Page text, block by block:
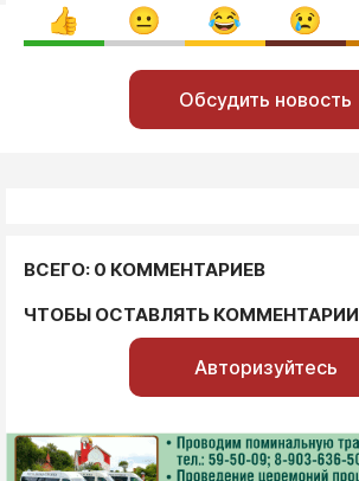
Обсудить новость
ВСЕГО: 0 КОММЕНТАРИЕВ
ЧТОБЫ ОСТАВЛЯТЬ КОММЕНТАРИИ
Авторизуйтесь